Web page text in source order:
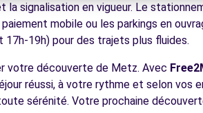
signalisation en vigueur. Le
mobile ou les parkings en
19h) pour des trajets plus fluides.
votre découverte de Metz. Avec
réussi, à votre rythme et selon vos
sérénité. Votre prochaine